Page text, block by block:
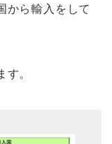
から輸入をして
。